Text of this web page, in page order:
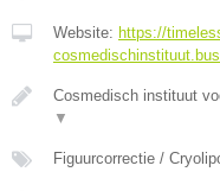
Website: https://
Cosmedisch instituut
▼
Figuurcorrectie /